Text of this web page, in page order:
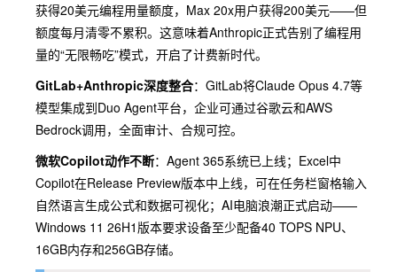
获得20美元编程用量额度，Max 20x用户获得200美元——但
额度每月清零不累积。这意味着Anthropic正式告别了编程用
量的“无限畅吃”模式，开启了计费新时代。
GitLab+Anthropic深度整合：GitLab将Claude Opus 4.7等
模型集成到Duo Agent平台，企业可通过谷歌云和AWS
Bedrock调用，全面审计、合规可控。
微软Copilot动作不断：Agent 365系统已上线；Excel中
Copilot在Release Preview版本中上线，可在任务栏窗格输入
自然语言生成公式和数据可视化；AI电脑浪潮正式启动——
Windows 11 26H1版本要求设备至少配备40 TOPS NPU、
16GB内存和256GB存储。